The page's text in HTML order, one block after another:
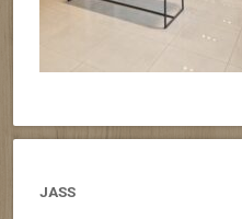
JASS